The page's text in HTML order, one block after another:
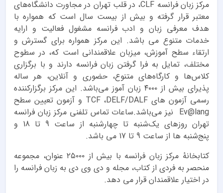
مرکز زبان فرانسه CLF، در قلب تهران در مجاورت دانشگاه‌های
معتبر قرار گرفته و بیش از بیست سال است که همواره با
هدف معرفی زبان و ادب فرانسه مشغول فعالیت و ارایه
خدمات متنوع می باشد. این مرکز همواره برای گسترش و
ارتقاء سطح آموزش، میزبان علاقمندانی است که، در سطوح
مختلف، تمایل به فرا گرفتن زبان فرانسه دارند و با برگزاری
کلاس‌ها و کارگاه‌های متنوع، حضوری و آنلاین، هر ساله
پذیرای بیش از ۴۰۰۰ زبان‌ آموز می‌باشد. این مرکز برگزارکننده
رسمی آزمون های TCF ،DELF/DALF و آزمون تعیین سطح
Ev@lang نیز می‌باشد.ساعات تماس تلفنی مرکز زبان فرانسه
تهران روزهای یک‌شنبه تا چهارشنبه از ساعت 9 تا 18 و
پنج‌شنبه ها از ساعت 9 تا 17 می باشد.
کتابخانهٔ مرکز زبان فرانسه با بیش از ۲۵۰۰۰ عنوان، مجموعه
منحصر به فردی از کتاب، مجله و دی وی دی به زبان فرانسه را
در اختیار علاقمندان قرار می دهد.